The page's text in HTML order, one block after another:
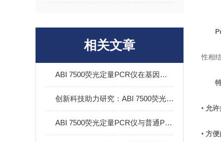
相关文章
ABI 7500荧光定量PCR仪在基因表达分析中的应用
创新科技助力研究：ABI 7500荧光定量PCR仪开启新的实验可能性
ABI 7500荧光定量PCR仪与普通PCR的区别
性相
• 允
• 方便